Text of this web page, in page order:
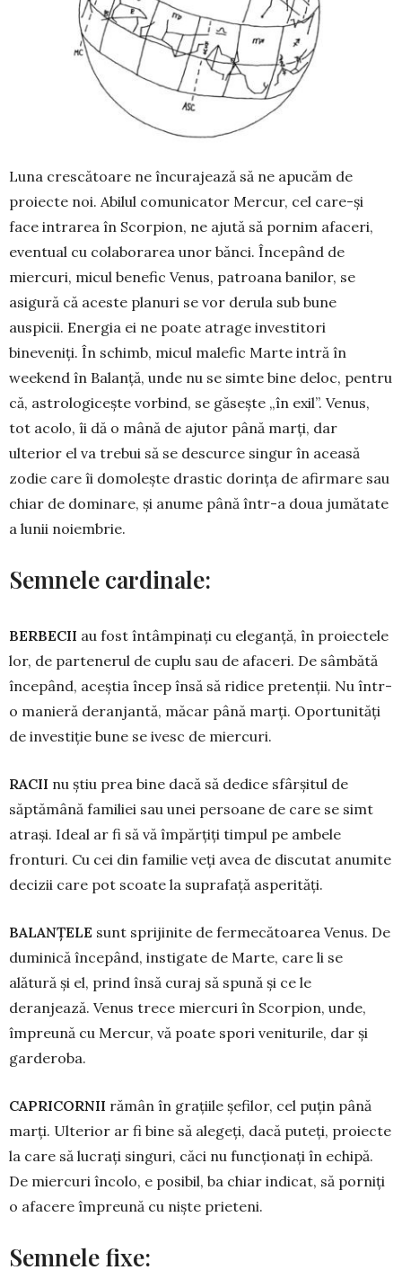
Luna crescătoare ne încurajează să ne apucăm de
proiecte noi. Abilul comunicator Mercur, cel ca­re-și
face intrarea în Scorpion, ne ajută să por­nim afaceri,
eventual cu colaborarea unor bănci. În­cepând de
miercuri, micul benefic Venus, pa­troa­na banilor, se
asigură că aceste planuri se vor de­rula sub bune
auspicii. Energia ei ne poate atra­ge investitori
bineveniți. În schimb, micul malefic Mar­­te intră în
weekend în Balanță, unde nu se simte bine deloc, pentru
că, astrologicește vorbind, se gă­­sește „în exil”. Venus,
tot acolo, îi dă o mână de ajutor până marți, dar
ulterior el va trebui să se descurce singur în aceasă
zodie care îi domolește drastic do­rința de afirmare sau
chiar de dominare, și anume până într-a doua jumătate
a lunii no­iem­brie.
Semnele cardinale:
BERBECII au fost întâmpinați cu ele­ganță, în proiectele
lor, de partenerul de cuplu sau de afaceri. De sâmbătă
înce­pând, aceștia încep însă să ridice pretenții. Nu într-
o manieră deranjantă, măcar până marți. Oportunități
de investiție bune se ivesc de miercuri.
RACII nu știu prea bine dacă să dedice sfârșitul de
săptămână familiei sau unei persoane de care se simt
atrași. Ideal ar fi să vă împărțiți timpul pe ambele
fronturi. Cu cei din familie veți avea de discutat anumite
de­cizii care pot scoate la suprafață asperități.
BALANȚELE sunt sprijinite de ferme­că­toarea Venus. De
duminică începând, ins­tigate de Marte, care li se
alătură și el, prind însă curaj să spună și ce le
deranjează. Venus trece miercuri în Scorpion, unde,
împreună cu Mercur, vă poate spori veniturile, dar și
garderoba.
CAPRICORNII rămân în grațiile șefilor, cel puțin până
marți. Ulterior ar fi bine să alegeți, dacă puteți, proiecte
la care să lucrați singuri, căci nu funcționați în echi­pă.
De miercuri încolo, e posibil, ba chiar indicat, să porniți
o afacere împreună cu niște prieteni.
Semnele fixe: